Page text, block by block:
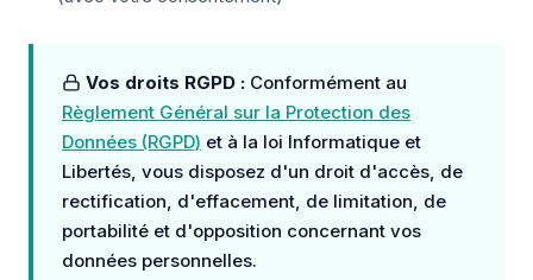
Vos droits RGPD :Conformément au
Règlement Général sur la Protection des
Données (RGPD) et à la loi Informatique et
Libertés, vous disposez d'un droit d'accès, de
rectification, d'effacement, de limitation, de
portabilité et d'opposition concernant vos
données personnelles.